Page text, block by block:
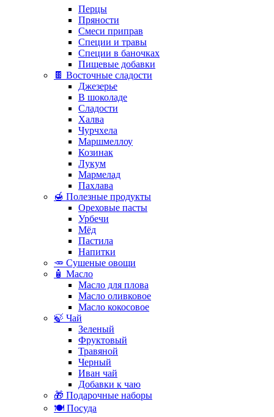
Перцы
Пряности
Смеси приправ
Специи и травы
Специи в баночках
Пищевые добавки
🍫 Восточные сладости
Джезерье
В шоколаде
Сладости
Халва
Чурчхела
Маршмеллоу
Козинак
Лукум
Мармелад
Пахлава
🍯 Полезные продукты
Ореховые пасты
Урбечи
Мёд
Пастила
Напитки
🥕 Сушеные овощи
🧴 Масло
Масло для плова
Масло оливковое
Масло кокосовое
🍃 Чай
Зеленый
Фруктовый
Травяной
Черный
Иван чай
Добавки к чаю
🎁 Подарочные наборы
🍽️ Посуда